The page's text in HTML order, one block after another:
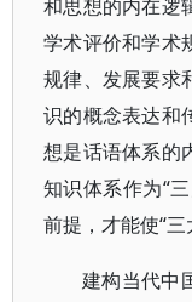
和思想的内在逻
学术评价和学术
规律、发展要求
识的概念表达和
想是话语体系的
知识体系作为“
前提，才能使“三
建构当代中